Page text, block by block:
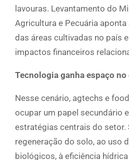
lavouras. Levantamento do
Agricultura e Pecuária aponta
das áreas cultivadas no país
impactos financeiros
Tecnologia ganha espaço
Nesse cenário, agtechs e
ocupar um papel secundário
estratégias centrais do setor.
regeneração do solo, ao uso
biológicos, à eficiência